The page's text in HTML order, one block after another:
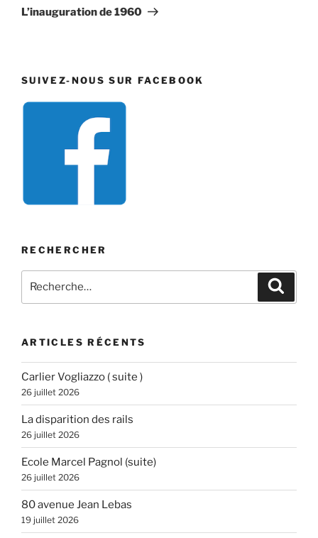
suivant
L’inauguration de 1960
SUIVEZ-NOUS SUR FACEBOOK
RECHERCHER
pour
ARTICLES RÉCENTS
Carlier Vogliazzo ( suite )
26 juillet 2026
La disparition des rails
26 juillet 2026
Ecole Marcel Pagnol (suite)
26 juillet 2026
80 avenue Jean Lebas
19 juillet 2026